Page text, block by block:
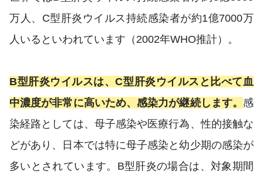
万人、C型肝炎ウイルス持続感染者が約1億7000万
人いるといわれています（2002年WHO推計）。
B型肝炎ウイルスは、C型肝炎ウイルスと比べて血
中濃度が非常に高いため、感染力が継続します。 感
染経路としては、母子感染や医療行為、性的接触な
どがあり、日本では特に母子感染と幼少期の感染が
多いとされています。B型肝炎の場合は、対象期間